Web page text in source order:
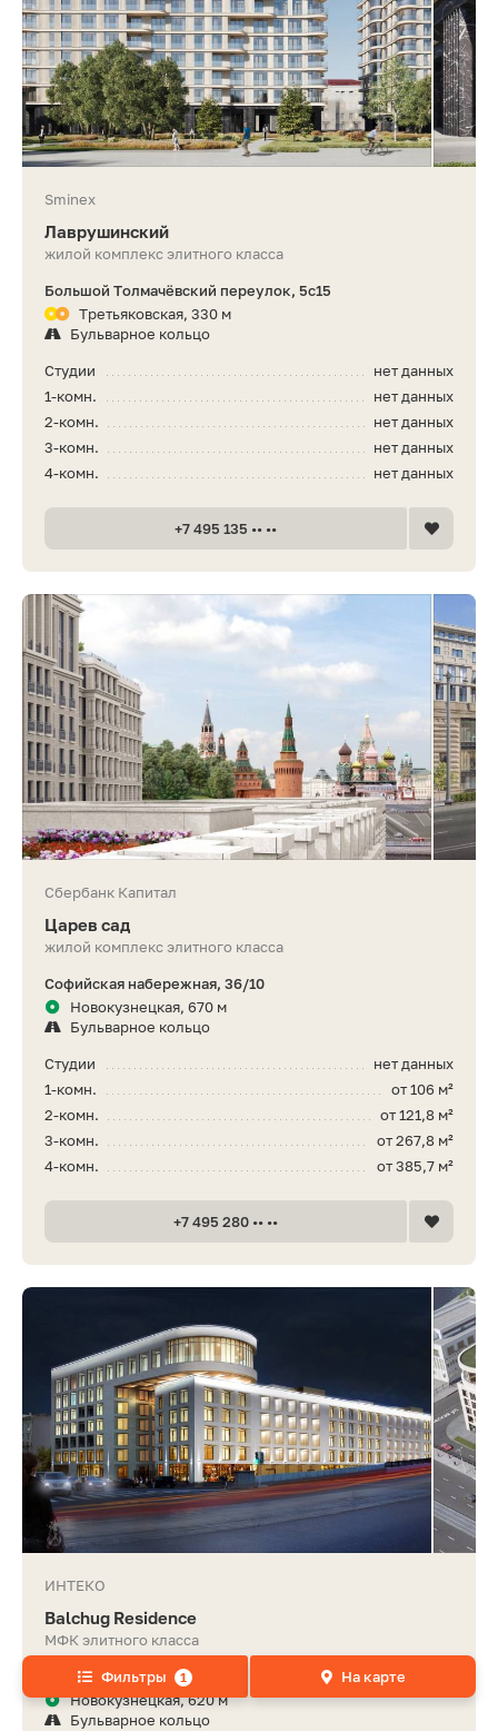
Sminex
Лаврушинский
жилой комплекс элитного класса
Большой Толмачёвский переулок, 5с15
Третьяковская, 330 м
Бульварное кольцо
нет данных
Студии
нет данных
1-комн.
нет данных
2-комн.
нет данных
3-комн.
нет данных
4-комн.
+7 495 135 •• ••
Сбербанк Капитал
Царев сад
жилой комплекс элитного класса
Софийская набережная, 36/10
Новокузнецкая, 670 м
Бульварное кольцо
нет данных
Студии
от 106 м²
1-комн.
от 121,8 м²
2-комн.
от 267,8 м²
3-комн.
от 385,7 м²
4-комн.
+7 495 280 •• ••
ИНТЕКО
Balchug Residence
МФК элитного класса
Садовническая ул., 29
Новокузнецкая, 620 м
Бульварное кольцо
Фильтры 1 На карте